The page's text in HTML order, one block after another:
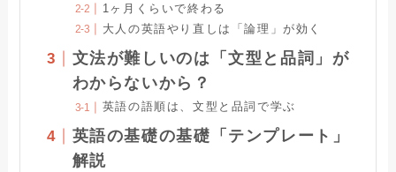
1ヶ月くらいで終わる
大人の英語やり直しは「論理」が効く
文法が難しいのは「文型と品詞」が
わからないから？
英語の語順は、文型と品詞で学ぶ
英語の基礎の基礎「テンプレート」
解説